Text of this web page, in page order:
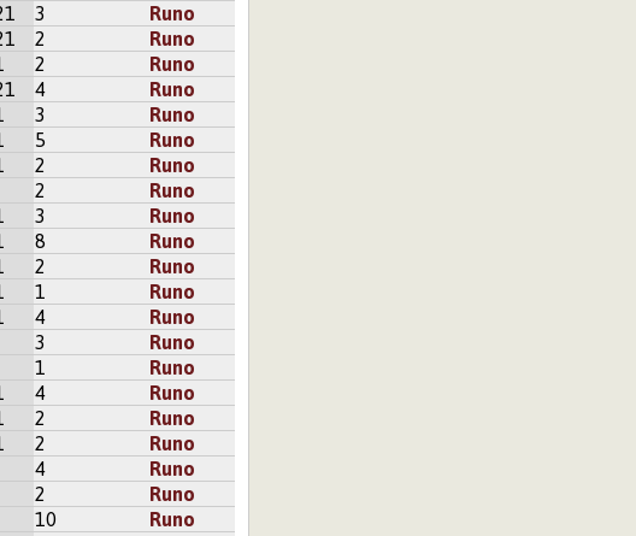
3
Runo
2
Runo
2
Runo
4
Runo
3
Runo
5
Runo
2
Runo
2
Runo
3
Runo
8
Runo
2
Runo
1
Runo
4
Runo
3
Runo
1
Runo
4
Runo
2
Runo
2
Runo
4
Runo
2
Runo
10
Runo